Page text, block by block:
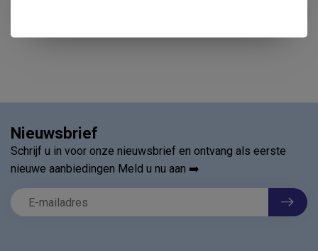
Nieuwsbrief
Schrijf u in voor onze nieuwsbrief en ontvang als eerste
nieuwe aanbiedingen Meld u nu aan ➡️